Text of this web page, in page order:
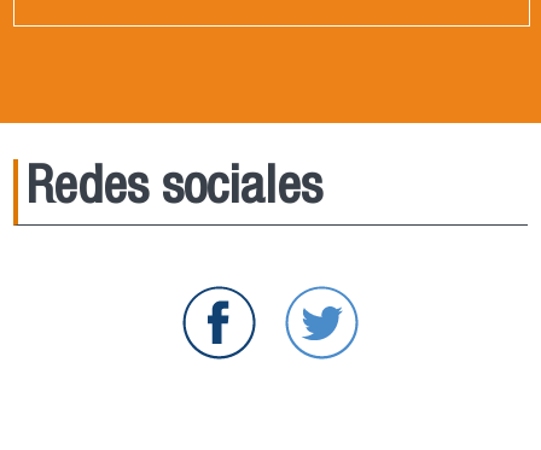
Redes sociales